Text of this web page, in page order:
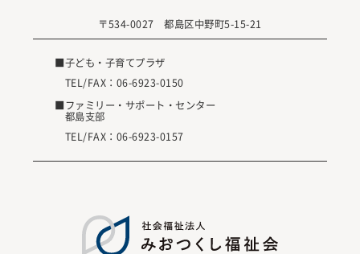
〒534-0027 都島区中野町5-15-21
■子ども・子育てプラザ
TEL/FAX： 06-6923-0150
■ファミリー・サポート・センター
都島支部
TEL/FAX： 06-6923-0157